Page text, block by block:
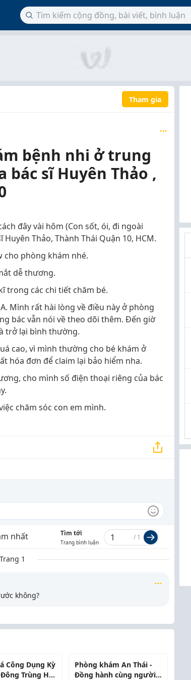
Tham gia
bệnh nhi ở trung
sĩ Huyên Thảo ,
đây vài hôm (Con sốt, ói, đi ngoài
Thảo, Thành Thái Quận 10, HCM.
cho phòng khám nhé.
dễ thương.
trong các chi tiết chăm bé.
Mình rất hài lòng về điều này ở phòng
bác vẫn nói về theo dõi thêm. Đến giờ
trở lại bình thường.
cao, vì mình thường cho bé khám ở
hóa đơn để claim lại bảo hiểm nha.
cho mình số điện thoại riêng của bác
chăm sóc con em mình.
nhất Tìm tới
Trang bình luận
/ 1
Trang 1
không?
Công Dụng Kỳ
Trùng Hạ
Phòng khám An Thái -
Đồng hành cùng người